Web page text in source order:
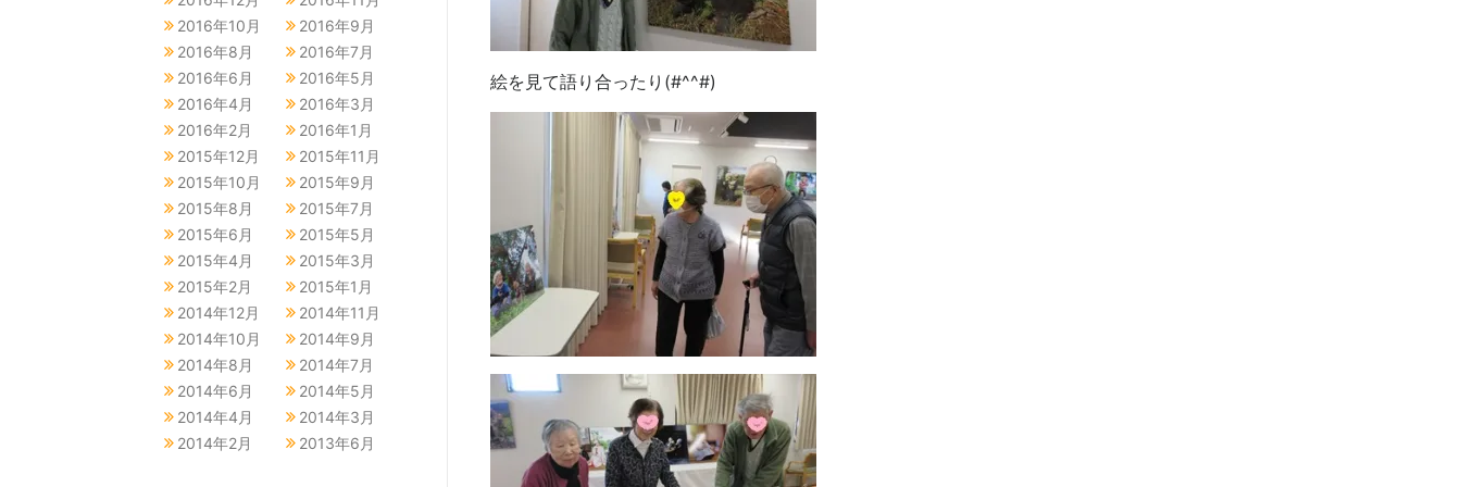
絵を見て語り合ったり(#^^#)
2016年10月
2016年9月
2016年8月
2016年7月
2016年6月
2016年5月
2016年4月
2016年3月
2016年2月
2016年1月
2015年12月
2015年11月
2015年10月
2015年9月
2015年8月
2015年7月
2015年6月
2015年5月
2015年4月
2015年3月
2015年2月
2015年1月
2014年12月
2014年11月
2014年10月
2014年9月
2014年8月
2014年7月
2014年6月
2014年5月
2014年4月
2014年3月
2014年2月
2013年6月